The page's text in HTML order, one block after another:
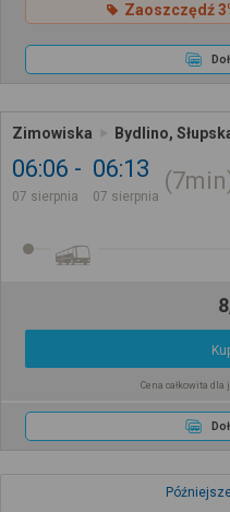
Zaoszczędź
Zimowiska Bydlino,
06:06
07 sierpnia
06:13
07 sierpnia
7min
8,
Cena całkowita